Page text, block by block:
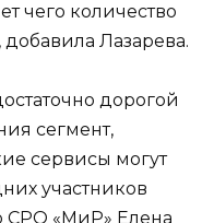
чего количество
добавила Лазарева.
дорогой
сегмент,
сервисы могут
участников
СРО «МиР» Елена